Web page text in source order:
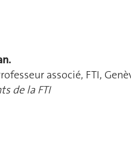
associé, FTI,
de la FTI